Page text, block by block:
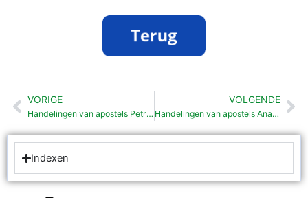
Vorige
VORIGE
Handelingen van apostels Petrus en Johannes veur Hoge Road (4: 1-31)
VOLGENDE
Handelingen van apostels Ananias en Saffira (5: 1-11)
Indexen